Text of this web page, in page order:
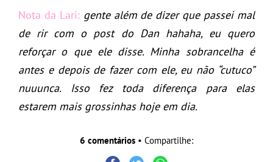
Nota da Lari: gente além de dizer que passei mal
de rir com o post do Dan hahaha, eu quero
reforçar o que ele disse. Minha sobrancelha é
antes e depois de fazer com ele, eu não “cutuco”
nuuunca. Isso fez toda diferença para elas
estarem mais grossinhas hoje em dia.
6 comentários • Compartilhe: